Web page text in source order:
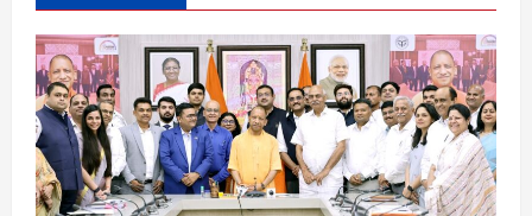
g
a
t
i
o